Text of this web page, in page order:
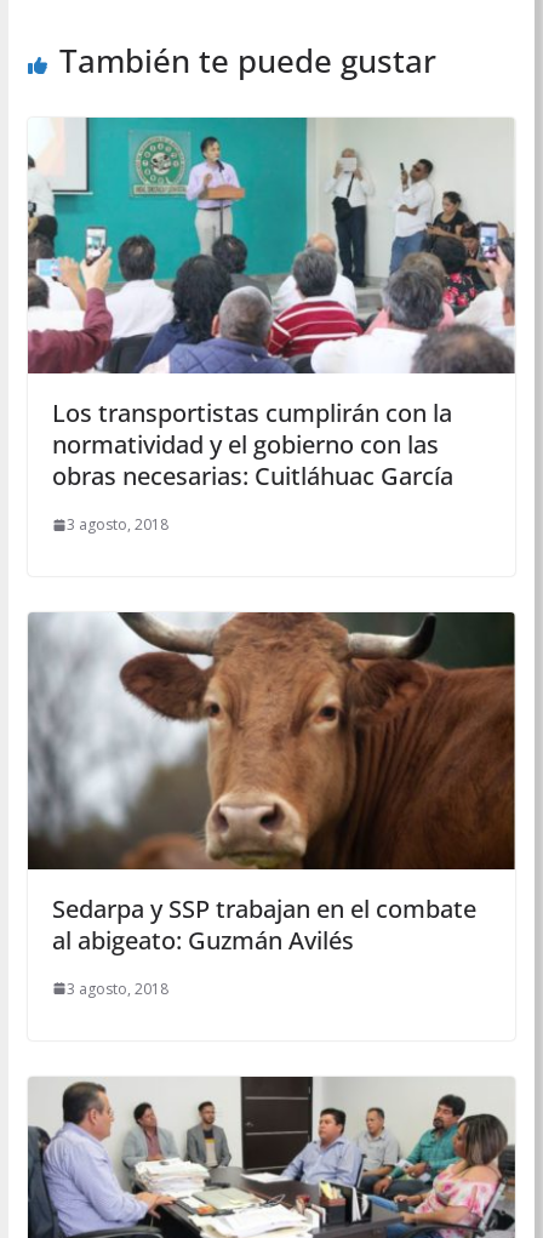
También te puede gustar
Los transportistas cumplirán con la
normatividad y el gobierno con las
obras necesarias: Cuitláhuac García
3 agosto, 2018
Sedarpa y SSP trabajan en el combate
al abigeato: Guzmán Avilés
3 agosto, 2018